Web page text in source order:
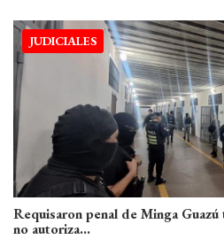
JUDICIALES
Requisaron penal de Minga
no autoriza...